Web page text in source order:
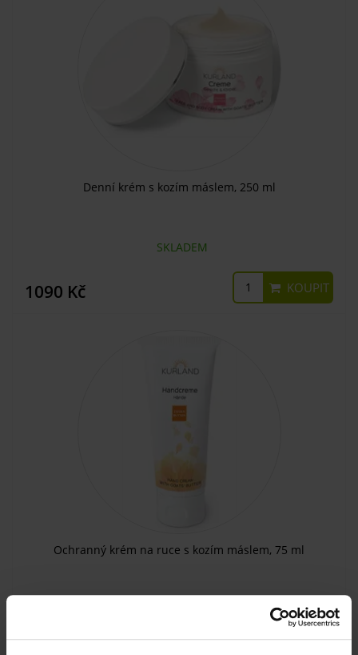
Denní krém s kozím máslem, 250 ml
SKLADEM
1090 Kč KOUPIT
Ochranný krém na ruce s kozím máslem, 75 ml